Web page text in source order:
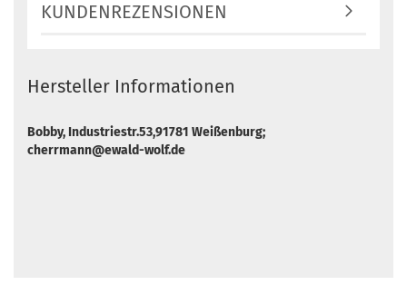
KUNDENREZENSIONEN
Hersteller Informationen
Bobby, Industriestr.53,91781 Weißenburg;
cherrmann@ewald-wolf.de